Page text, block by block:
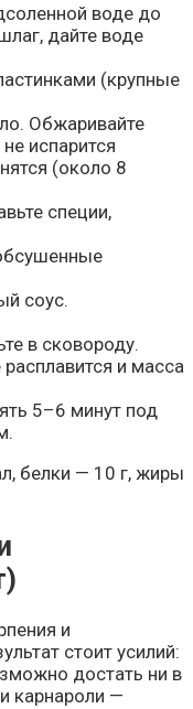
воде до
дайте воде
(крупные
Обжаривайте
испарится
(около 8
специи,
соус.
в сковороду.
и масса
5–6 минут под
белки — 10 г, жиры
и
стоит усилий:
достать ни в
карнароли —